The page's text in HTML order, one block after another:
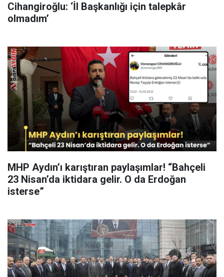
Cihangiroğlu: ‘İl Başkanlığı için talepkâr
olmadım’
MHP Aydın’ı karıştıran paylaşımlar! “Bahçeli
23 Nisan’da iktidara gelir. O da Erdoğan
isterse”